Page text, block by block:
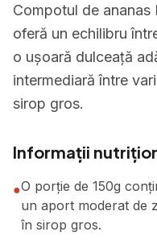
Compotul de
oferă un echilibru
o ușoară dulceață
intermediară între
sirop gros.
Informații
●O porție de 150g
un aport moderat de
în sirop gros.